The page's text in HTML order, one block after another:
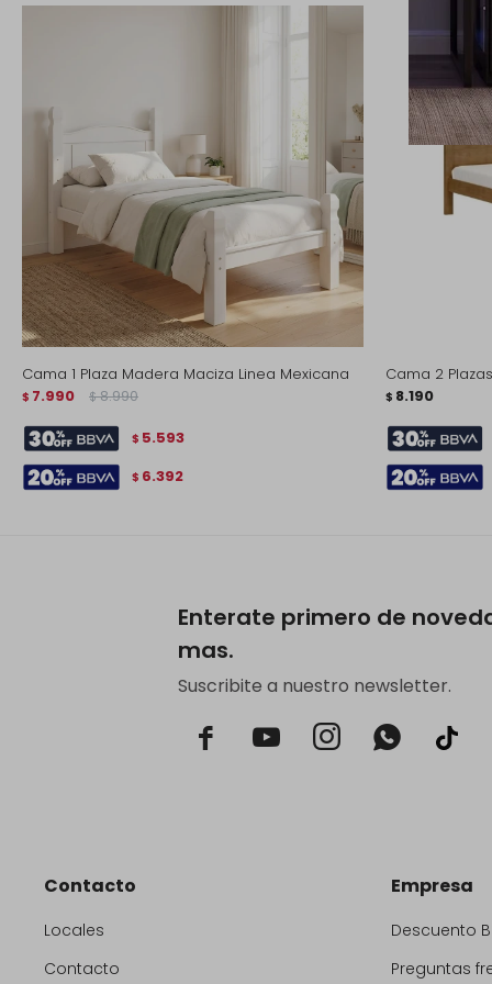
Cama 1 Plaza Madera Maciza Linea Mexicana
$ 7.990 $ 8.990
$ 5.593
$ 6.392
Cama 2
$ 8.190
Enterate primero de
mas.
Suscribite a nuestro newsletter.
  
Contacto
Locales
Contacto
Empresa
Descuento
Preguntas